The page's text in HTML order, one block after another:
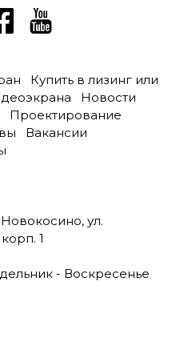
Купить в лизинг или
Новости
Проектирование
Вакансии
ул.
1
- Воскресенье